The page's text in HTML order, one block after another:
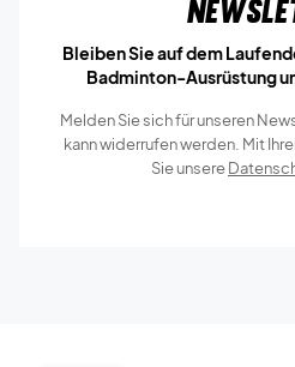
Bleiben Sie auf dem
Badminton-Ausrüstung
Melden Sie sich für unseren
kann widerrufen werden. Mit
Sie unsere